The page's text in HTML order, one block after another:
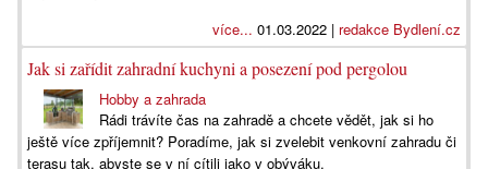
více... 01.03.2022 | redakce Bydlení.cz
Jak si zařídit zahradní kuchyni a posezení pod pergolou
Hobby a zahrada
Rádi trávíte čas na zahradě a chcete vědět, jak si ho
ještě více zpříjemnit? Poradíme, jak si zvelebit venkovní zahradu či
terasu tak, abyste se v ní cítili jako v obýváku.